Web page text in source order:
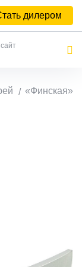
дилером
«Финская»